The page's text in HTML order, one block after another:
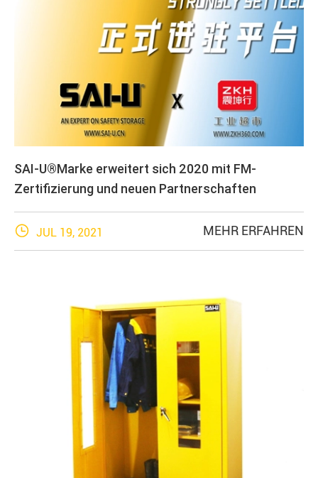
SAI-U®Marke erweitert sich 2020 mit FM-
Zertifizierung und neuen Partnerschaften
 JUL 19, 2021 MEHR ERFAHREN